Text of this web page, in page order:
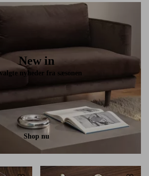
New in
nyheder fra sæsonen
Shop nu